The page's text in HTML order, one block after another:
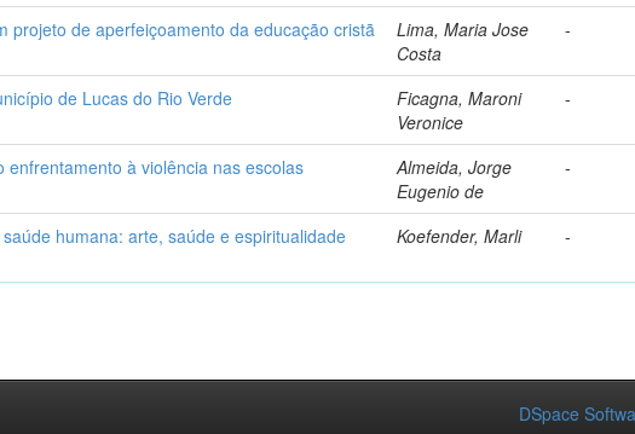
projeto de aperfeiçoamento da educação cristã
Lima, Maria Jose
Costa
-
de Lucas do Rio Verde
Ficagna, Maroni
Veronice
-
à violência nas escolas
Almeida, Jorge
Eugenio de
-
humana: arte, saúde e espiritualidade Koefender, Marli -
DSpace